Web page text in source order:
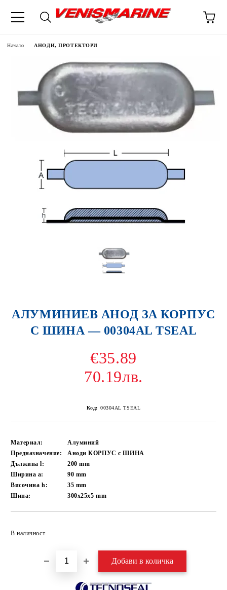
Начало АНОДИ, ПРОТЕКТОРИ
АЛУМИНИЕВ АНОД ЗА КОРПУС
С ШИНА — 00304AL TSEAL
€35.89
70.19лв.
Код: 00304AL TSEAL
Материал:
Алуминий
Предназначение:
Аноди КОРПУС с ШИНА
Дължина l:
200mm
Ширина a:
90 mm
Височина h:
35 mm
Шина:
300x25x5mm
В наличност